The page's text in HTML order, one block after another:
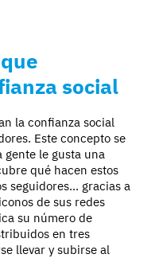
social
la confianza social
Este concepto se
gente le gusta una
qué hacen estos
seguidores... gracias a
de sus redes
su número de
en tres
llevar y subirse al